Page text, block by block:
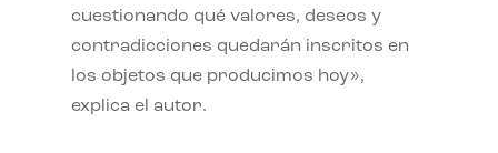
cuestionando qué valores, deseos y
contradicciones quedarán inscritos en
los objetos que producimos hoy»,
explica el autor.